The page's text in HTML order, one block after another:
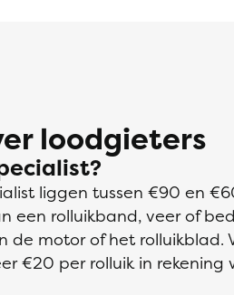
loodgieters
liggen tussen €90 en
een rolluikband, veer of
de motor of het rolluikblad.
€20 per rolluik in rekening